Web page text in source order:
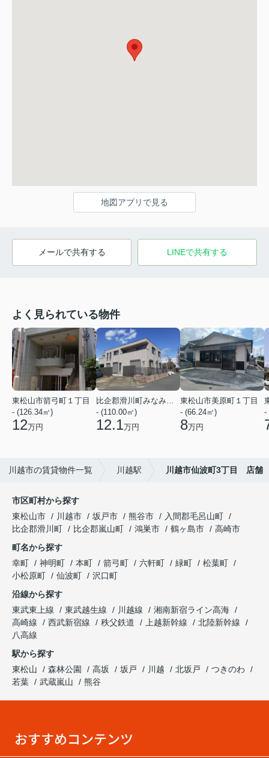
地図アプリで見る
メールで共有する LINEで共有する
よく見られている物件
東松山市箭弓町１丁目
- (126.34㎡)
12万円
比企郡滑川町みなみ野２丁目
- (110.00㎡)
12.1万円
東松山市美原町１丁目
- (66.24㎡)
8万円
-
川越市の賃貸物件一覧 川越駅 川越市仙波町3丁目 店舗
市区町村から探す
東松山市
川越市 坂戸市 熊谷市
入間郡毛呂山町
比企郡滑川町
比企郡嵐山町 鴻巣市 鶴ヶ島市
高崎市
町名から探す
幸町
神明町 本町 箭弓町 六軒町 緑町
松葉町
小松原町
仙波町
沢口町
沿線から探す
東武東上線
東武越生線 川越線
湘南新宿ライン高海
高崎線
西武新宿線 秩父鉄道 上越新幹線
北陸新幹線
八高線
駅から探す
東松山
森林公園 高坂 坂戸 川越 北坂戸
つきのわ
若葉
武蔵嵐山 熊谷
おすすめコンテンツ